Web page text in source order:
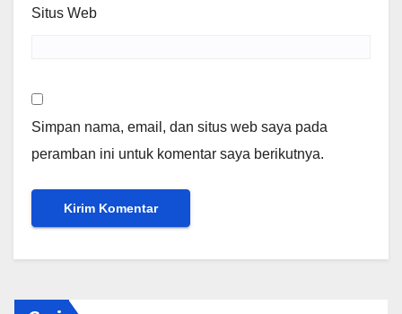
Situs Web
Simpan nama, email, dan situs web saya pada
peramban ini untuk komentar saya berikutnya.